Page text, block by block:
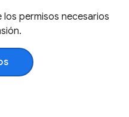
permisos necesarios